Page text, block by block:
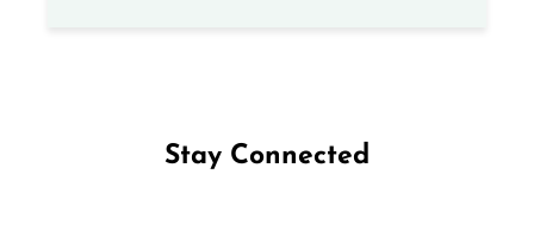
Stay Connected